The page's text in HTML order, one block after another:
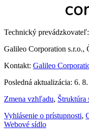
Technický prevádzkovateľ:
Galileo Corporation s.r.o.,
Kontakt: Galileo
Posledná aktualizácia: 6.
Zmena vzhľadu, Štruktúra
Vyhlásenie o prístupnosti,
Webové sídlo